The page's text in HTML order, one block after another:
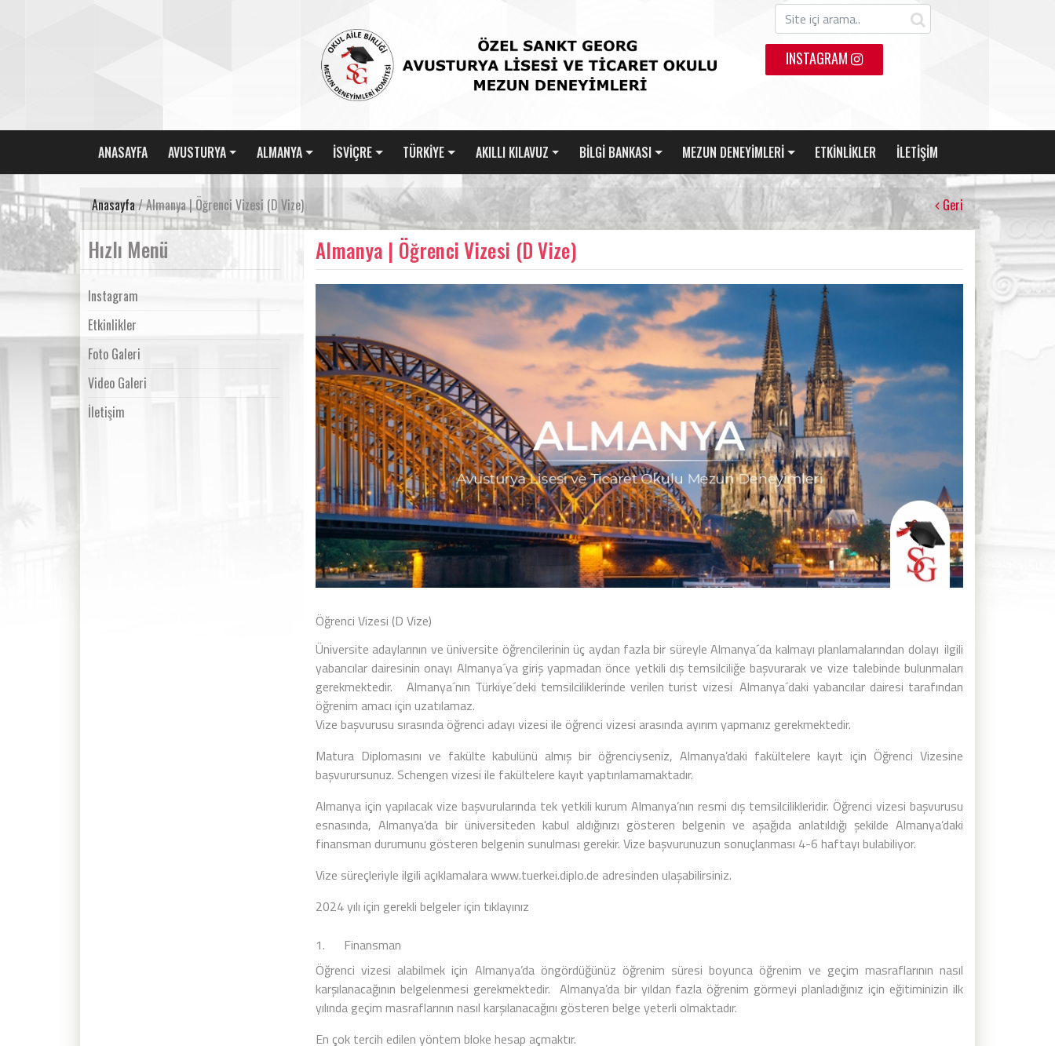
INSTAGRAM
ANASAYFA AVUSTURYA ALMANYA İSVİÇRE TÜRKİYE AKILLI KILAVUZ BİLGİ BANKASI MEZUN DENEYİMLERİ ETKİNLİKLER İLETİŞİM
Anasayfa/ Almanya | Öğrenci Vizesi (D Vize) Geri
Hızlı Menü
Instagram
Etkinlikler
Foto Galeri
Video Galeri
İletişim
Almanya | Öğrenci Vizesi (D Vize)
Öğrenci Vizesi (D Vize)
Üniversite adaylarının ve üniversite öğrencilerinin üç aydan fazla bir süreyle Almanya´da kalmayı planlamalarından dolayı‚ ilgili
yabancılar dairesinin onayı Almanya´ya giriş yapmadan önce yetkili dış temsilciliğe başvurarak ve vize talebinde bulunmaları
gerekmektedir. Almanya´nın Türkiye´deki temsilciliklerinde verilen turist vizesi‚ Almanya´daki yabancılar dairesi tarafından
öğrenim amacı için uzatılamaz.
Vize başvurusu sırasında öğrenci adayı vizesi ile öğrenci vizesi arasında ayırım yapmanız gerekmektedir.
Matura Diplomasını ve fakülte kabulünü almış bir öğrenciyseniz, Almanya’daki fakültelere kayıt için Öğrenci Vizesine
başvurursunuz. Schengen vizesi ile fakültelere kayıt yaptırılamamaktadır.
Almanya için yapılacak vize başvurularında tek yetkili kurum Almanya’nın resmi dış temsilcilikleridir. Öğrenci vizesi başvurusu
esnasında, Almanya’da bir üniversiteden kabul aldığınızı gösteren belgenin ve aşağıda anlatıldığı şekilde Almanya’daki
finansman durumunu gösteren belgenin sunulması gerekir. Vize başvurunuzun sonuçlanması 4-6 haftayı bulabiliyor.
Vize süreçleriyle ilgili açıklamalarawww.tuerkei.diplo.de adresinden ulaşabilirsiniz.
2024 yılı için gerekli belgeler için tıklayınız
1. Finansman
Öğrenci vizesi alabilmek için Almanya’da öngördüğünüz öğrenim süresi boyunca öğrenim ve geçim masraflarının nasıl
karşılanacağının belgelenmesi gerekmektedir. Almanya’da bir yıldan fazla öğrenim görmeyi planladığınız için eğitiminizin ilk
yılında geçim masraflarının nasıl karşılanacağını gösteren belge yeterli olmaktadır.
En çok tercih edilen yöntem bloke hesap açmaktır.